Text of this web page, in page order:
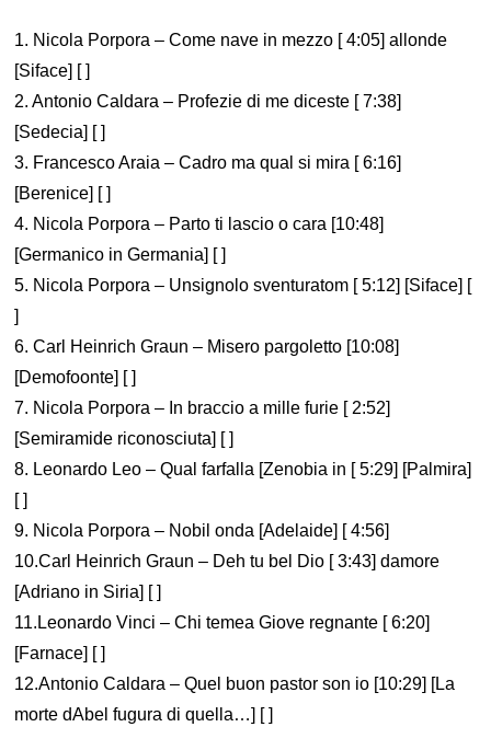
1. Nicola Porpora – Come nave in mezzo [ 4:05] allonde
[Siface] [ ]
2. Antonio Caldara – Profezie di me diceste [ 7:38]
[Sedecia] [ ]
3. Francesco Araia – Cadro ma qual si mira [ 6:16]
[Berenice] [ ]
4. Nicola Porpora – Parto ti lascio o cara [10:48]
[Germanico in Germania] [ ]
5. Nicola Porpora – Unsignolo sventuratom [ 5:12] [Siface] [
]
6. Carl Heinrich Graun – Misero pargoletto [10:08]
[Demofoonte] [ ]
7. Nicola Porpora – In braccio a mille furie [ 2:52]
[Semiramide riconosciuta] [ ]
8. Leonardo Leo – Qual farfalla [Zenobia in [ 5:29] [Palmira]
[ ]
9. Nicola Porpora – Nobil onda [Adelaide] [ 4:56]
10.Carl Heinrich Graun – Deh tu bel Dio [ 3:43] damore
[Adriano in Siria] [ ]
11.Leonardo Vinci – Chi temea Giove regnante [ 6:20]
[Farnace] [ ]
12.Antonio Caldara – Quel buon pastor son io [10:29] [La
morte dAbel fugura di quella…] [ ]